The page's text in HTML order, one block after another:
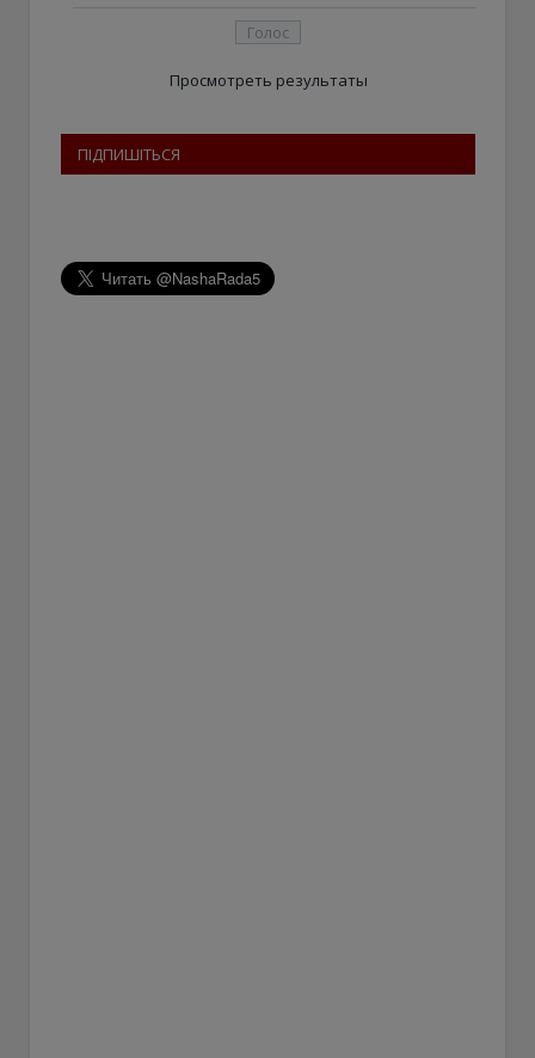
Просмотреть результаты
ПІДПИШІТЬСЯ